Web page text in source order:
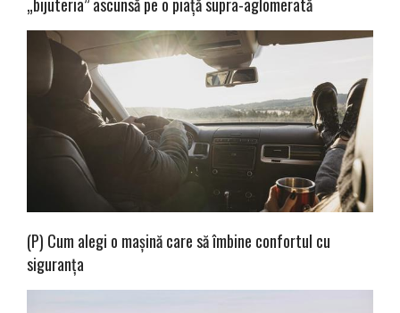
(P) Cum alegi o mașină care să îmbine confortul cu
siguranța